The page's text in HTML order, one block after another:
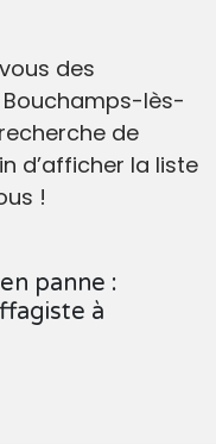
des
lès-
de
d’afficher la liste
!
panne :
à